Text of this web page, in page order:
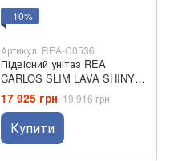
−10%
Артикул: REA-C0536
Підвісний унітаз REA
CARLOS SLIM LAVA SHINY
мармур
17 925 грн 19 916 грн
Купити